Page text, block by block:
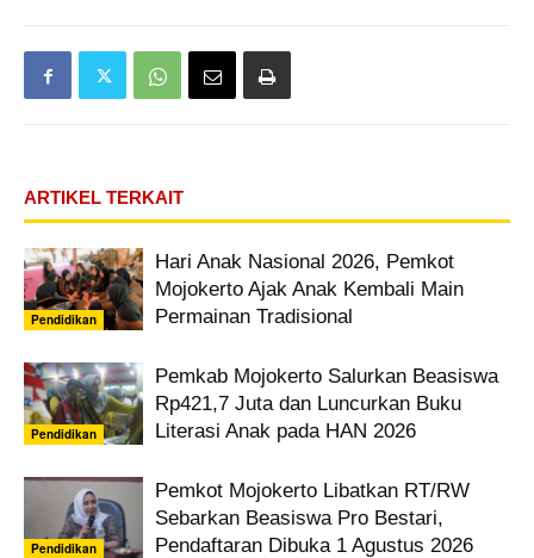
ARTIKEL TERKAIT
Pendidikan
Hari Anak Nasional 2026, Pemkot
Mojokerto Ajak Anak Kembali Main
Permainan Tradisional
Pendidikan
Pemkab Mojokerto Salurkan Beasiswa
Rp421,7 Juta dan Luncurkan Buku
Literasi Anak pada HAN 2026
Pendidikan
Pemkot Mojokerto Libatkan RT/RW
Sebarkan Beasiswa Pro Bestari,
Pendaftaran Dibuka 1 Agustus 2026